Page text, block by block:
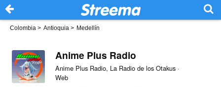
Colombia > Antioquia > Medellín
Anime Plus Radio
Anime Plus Radio, La Radio de los Otakus ·
Web